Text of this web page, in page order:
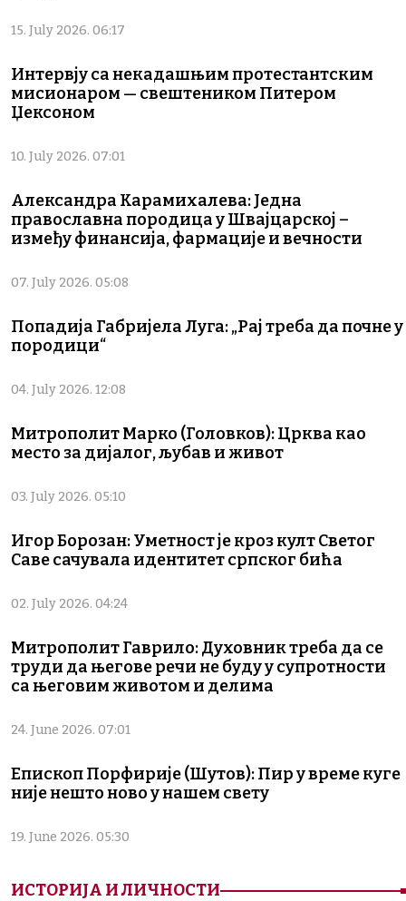
15. July 2026. 06:17
Интервју са некадашњим протестантским
мисионаром — свештеником Питером
Џексоном
10. July 2026. 07:01
Александра Карамихалева: Једна
православна породица у Швајцарској –
између финансија, фармације и вечности
07. July 2026. 05:08
Попадија Габријела Луга: „Рај треба да почне у
породици“
04. July 2026. 12:08
Митрополит Марко (Головков): Црква као
место за дијалог, љубав и живот
03. July 2026. 05:10
Игор Борозан: Уметност је кроз култ Светог
Саве сачувала идентитет српског бића
02. July 2026. 04:24
Митрополит Гаврило: Духовник треба да се
труди да његове речи не буду у супротности
са његовим животом и делима
24. June 2026. 07:01
Епископ Порфирије (Шутов): Пир у време куге
није нешто ново у нашем свету
19. June 2026. 05:30
ИСТОРИЈА И ЛИЧНОСТИ